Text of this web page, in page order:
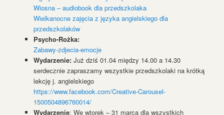
Wiosna – audiobook dla przedszkolaka
Wielkanocne zajęcia z języka angielskiego dla
przedszkolaków
Psycho-Rożka:
Zabawy-zdjecia-emocje
Wydarzenie:Już dziś 01.04 między 14.00 a 14.30
serdecznie zapraszamy wszystkie przedszkolaki na krótką
lekcję j. angielskiego
https://www.facebook.com/Creative-Carousel-
1500504896760014/
Wydarzenie: We wtorek – 31 marca dla wszystkich